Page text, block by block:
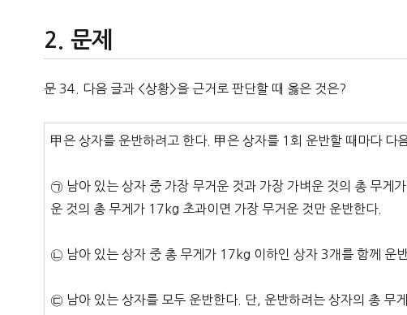
문제
문 34. 다음 글과 <상황>을 근거로 판단할 때 옳은 것은?
甲은 상자를 운반하려고 한다. 甲은 상자를 1회 운반할 때마다 다
㉠ 남아 있는 상자 중 가장 무거운 것과 가장 가벼운 것의 총 무게
운 것의 총 무게가 17kg 초과이면 가장 무거운 것만 운반한다.
㉡ 남아 있는 상자 중 총 무게가 17kg 이하인 상자 3개를 함께 운
㉢ 남아 있는 상자를 모두 운반한다. 단, 운반하려는 상자의 총 무